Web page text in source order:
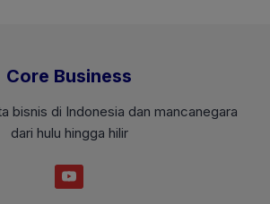
Core Business
bisnis di Indonesia dan mancanegara
dari hulu hingga hilir